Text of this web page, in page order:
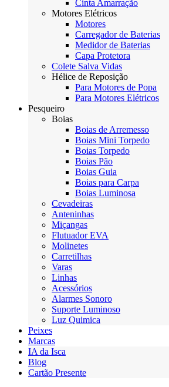
Cinta Amarração
Motores Elétricos
Motores
Carregador de Baterias
Medidor de Baterias
Capa Protetora
Colete Salva Vidas
Hélice de Reposição
Para Motores de Popa
Para Motores Elétricos
Pesqueiro
Boias
Boias de Arremesso
Boias Mini Torpedo
Boias Torpedo
Boias Pão
Boias Guia
Boias para Carpa
Boias Luminosa
Cevadeiras
Anteninhas
Miçangas
Flutuador EVA
Molinetes
Carretilhas
Varas
Linhas
Acessórios
Alarmes Sonoro
Suporte Luminoso
Luz Quimica
Peixes
Marcas
IA da Isca
Blog
Cartão Presente